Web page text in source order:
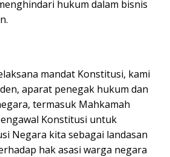
hukum dalam bisnis
mandat Konstitusi, kami
aparat penegak hukum dan
termasuk Mahkamah
Konstitusi untuk
Negara kita sebagai landasan
hak asasi warga negara